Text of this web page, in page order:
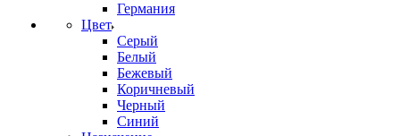
Германия
Цвет
Серый
Белый
Бежевый
Коричневый
Черный
Синий